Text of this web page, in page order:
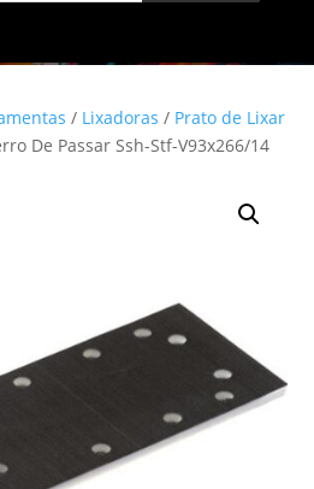
/ Lixadoras / Prato de Lixar
De Passar Ssh-Stf-V93x266/14